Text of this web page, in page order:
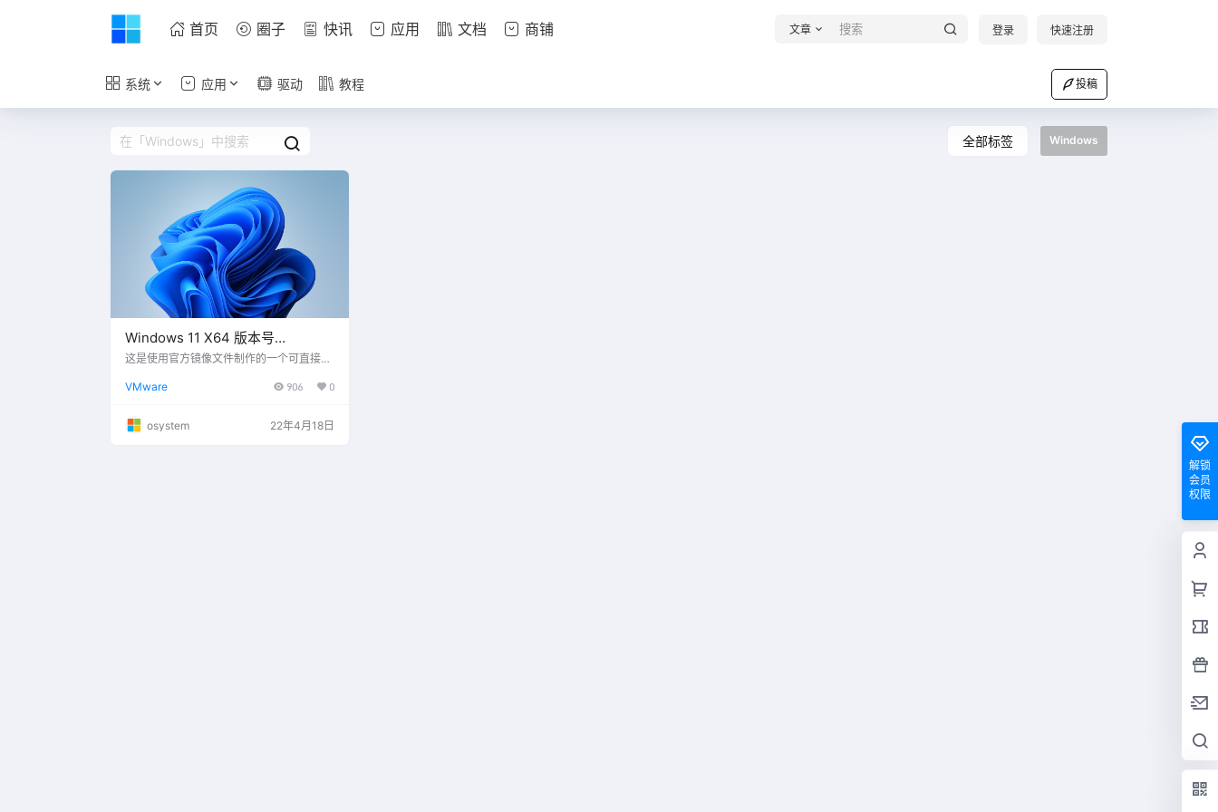
首页 圈子 快讯 应用 文档 商铺 文章 登录 快速注册
系统 应用 驱动 教程 投稿
全部标签 Windows
Windows 11 X64 版本号
(22000.556) 虚拟机VMware系统
这是使用官方镜像文件制作的一个可直接启
解压软件解压到合适的位置，在VMware虚
注：若你的虚拟机版本过低，请尝试更改硬
件兼容性，步骤如下； 选中需要修改的计算
VMware 906 0
osystem 22年4月18日
解锁
会员
权限